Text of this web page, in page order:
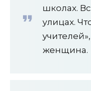
школах.
улицах.
женщина.